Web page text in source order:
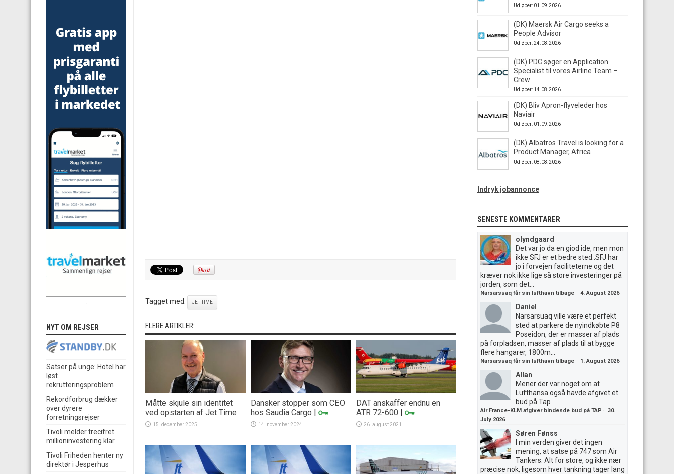
Tagget med: JET TIME
FLERE ARTIKLER:
Måtte skjule sin identitet
ved opstarten af Jet Time
15. december 2025
Dansker stopper som CEO
hos Saudia Cargo |
14. november 2024
DAT anskaffer endnu en
ATR 72-600 |
26. august 2021
NYT OM REJSER
Satser på unge: Hotel har
løst
rekrutteringsproblem
Rekordforbrug dækker
over dyrere
forretningsrejser
Tivoli melder trecifret
millioninvestering klar
Tivoli Friheden henter ny
direktør i Jesperhus
Udløber: 01.09.2026
(DK) Maersk Air Cargo seeks a
People Advisor
Udløber: 24.08.2026
(DK) PDC søger en Application
Specialist til vores Airline Team –
Crew
Udløber: 14.08.2026
(DK) Bliv Apron-flyveleder hos
Naviair
Udløber: 01.09.2026
(DK) Albatros Travel is looking for a
Product Manager, Africa
Udløber: 08.08.2026
Indryk jobannonce
SENESTE KOMMENTARER
olyndgaard
Det var jo da en giod ide, men mon
ikke SFJ er et bedre sted..SFJ har
jo i forvejen faciliteterne og det
kræver nok ikke lige så store investeringer på
jorden, som det...
Narsarsuaq får sin lufthavn tilbage · 4. August 2026
Daniel
Narsarsuaq ville være et perfekt
sted at parkere de nyindkøbte P8
Poseidon, der er masser af plads
på forpladsen, masser af plads til at bygge
flere hangarer, 1800m...
Narsarsuaq får sin lufthavn tilbage · 1. August 2026
Allan
Mener der var noget om at
Lufthansa også havde afgivet et
bud på Tap
Air France-KLM afgiver bindende bud på TAP · 30.
July 2026
Søren Fønss
I min verden giver det ingen
mening, at satse på 747 som Air
Tankers. Alt for store, og ikke nær
præcise nok, ligesom hver tankning tager lang